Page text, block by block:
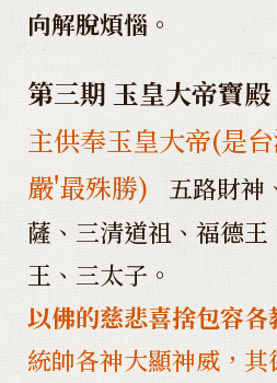
向解脫煩惱。
第三期 玉皇大帝寶殿
主供奉玉皇大帝(是
嚴'最殊勝)
五路財神
薩、三清道祖、福德
王、三太子。
以佛的慈悲喜捨包容各
統帥各神大顯神威，其